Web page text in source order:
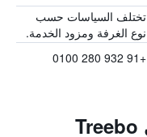
تختلف السياسات حسب
نوع الغرفة ومزود الخدمة.
+91 932 280 0100
المزايا ووسائل الراحة في Treebo